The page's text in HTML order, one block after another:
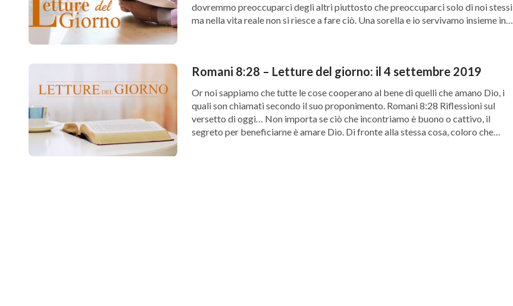
dovremmo preoccuparci degli altri piuttosto che preoccuparci solo di noi stessi
ma nella vita reale non si riesce a fare ciò. Una sorella e io servivamo insieme in
Romani 8:28 – Letture del giorno: il 4 settembre 2019
Or noi sappiamo che tutte le cose cooperano al bene di quelli che amano Dio, i
quali son chiamati secondo il suo proponimento. Romani 8:28 Riflessioni sul
versetto di oggi… Non importa se ciò che incontriamo è buono o cattivo, il
segreto per beneficiarne è amare Dio. Di fronte alla stessa cosa, coloro che